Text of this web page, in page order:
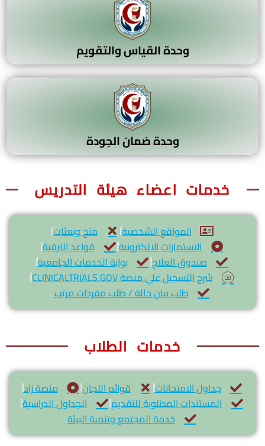
وحدة القياس والتقويم
وحدة ضمان الجودة
خدمات اعضاء هيئة التدريس
المواقع الشخصية
منح وبعثات
الاستمارات الالكترونية
قواعد الترقية
صندوق العلاج
بوابة الخدمات الجامعية
شرح التسجيل علي منصة CLINICALTRIALS.GOV
طلب بيان حالة / طلب مفردات مرتب
خدمات الطلاب
جداول الامتحانات قوائم اللجان
منصة زاد
المستندات المطلوبة للتقديم
الجداول الدراسية
خدمة المجتمع وتنمية البيئة